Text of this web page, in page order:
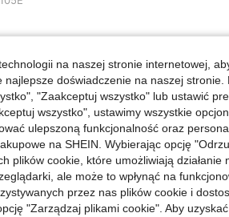
Pomocny (0)
na naszej stronie internetowej,
najlepsze doświadczenie na naszej stronie.
"Zaakceptuj wszystko" lub ustawić
wszystko", ustawimy wszystkie
ulepszoną funkcjonalność oraz
na SHEIN. Wybierając opcję
plików cookie, które umożliwiają działanie
ale może to wpłynąć na
przez nas plików cookie i
"Zarządzaj plikami cookie". Aby